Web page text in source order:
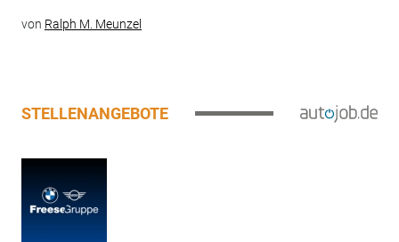
von Ralph M. Meunzel
STELLENANGEBOTE